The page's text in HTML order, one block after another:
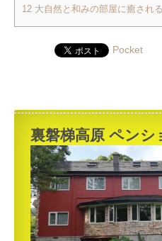
12 大自然と和みの部屋に癒される
Pocket
裏磐梯高原 ペンシ